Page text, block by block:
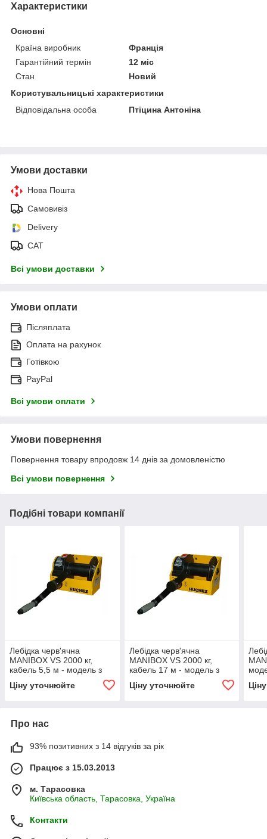
Характеристики
Основні
Країна виробник
Франція
Гарантійний термін
12 міс
Стан
Новий
Користувальницькі характеристики
Відповідальна особа
Птіцина Антоніна
Умови доставки
Нова Пошта
Самовивіз
Delivery
САТ
Всі умови доставки
Умови оплати
Післяплата
Оплата на рахунок
Готівкою
PayPal
Всі умови оплати
Умови повернення
Повернення товару впродовж 14 днів за домовленістю
Всі умови повернення
Подібні товари компанії
Лебідка черв'ячна
MANIBOX VS 2000 кг,
кабель 5,5 м - модель з
Ціну уточнюйте
Лебідка черв'ячна
MANIBOX VS 2000 кг,
кабель 17 м - модель з
Ціну уточнюйте
Про нас
93% позитивних з 14 відгуків за рік
Працює з 15.03.2013
м. Тарасовка
Київська область, Тарасовка, Україна
Контакти